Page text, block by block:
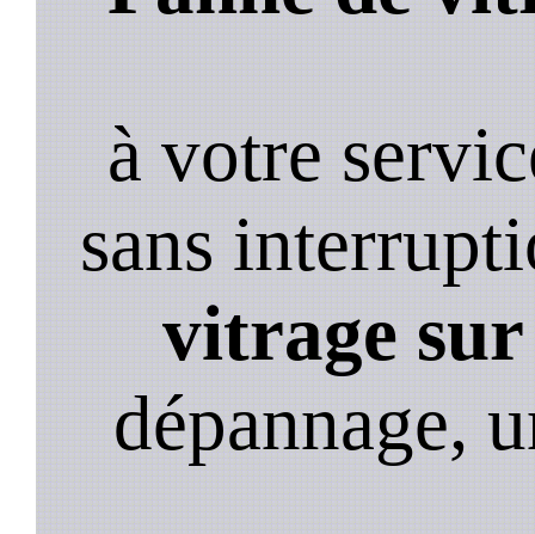
à votre
sans
vitrage
dépannage,